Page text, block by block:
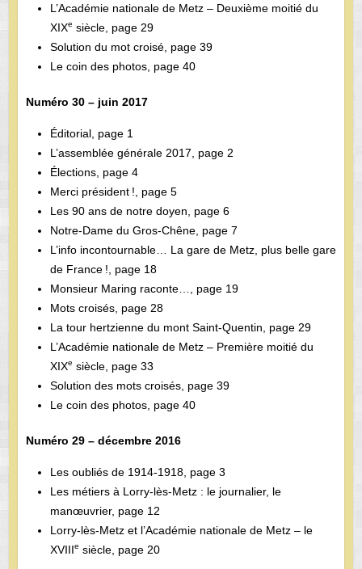
L’Académie nationale de Metz – Deuxième moitié du
XIXe siècle, page 29
Solution du mot croisé, page 39
Le coin des photos, page 40
Numéro 30 – juin 2017
Éditorial, page 1
L’assemblée générale 2017, page 2
Élections, page 4
Merci président !, page 5
Les 90 ans de notre doyen, page 6
Notre-Dame du Gros-Chêne, page 7
L’info incontournable… La gare de Metz, plus belle gare
de France !, page 18
Monsieur Maring raconte…, page 19
Mots croisés, page 28
La tour hertzienne du mont Saint-Quentin, page 29
L’Académie nationale de Metz – Première moitié du
XIXe siècle, page 33
Solution des mots croisés, page 39
Le coin des photos, page 40
Numéro 29 – décembre 2016
Les oubliés de 1914-1918, page 3
Les métiers à Lorry-lès-Metz : le journalier, le
manœuvrier, page 12
Lorry-lès-Metz et l’Académie nationale de Metz – le
XVIIIe siècle, page 20